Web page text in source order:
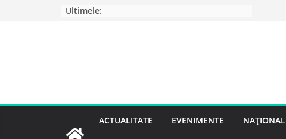
Ultimele:
ACTUALITATE EVENIMENTE NAȚIONAL